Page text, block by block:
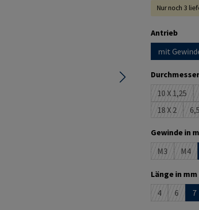
Nur noch 3
Antrieb
mit
10 X 1,25
(Diese
18 X 2
(Diese
Gewinde in
M3
(Diese
M4
Länge in mm
4
(Diese
6
(Diese
7